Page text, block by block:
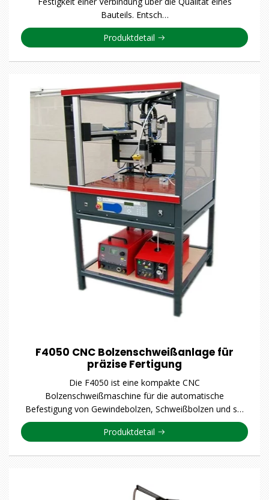
Bauteils. Entsch…
Produktdetail
F4050 CNC Bolzenschweißanlage für
präzise Fertigung
Die F4050 ist eine kompakte CNC
Bolzenschweißmaschine für die automatische
Befestigung von Gewindebolzen, Schweißbolzen und s…
Produktdetail